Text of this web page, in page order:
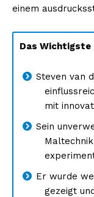
einem
Das Wichtigste
Steven van
mit
Sein
Er wurde
gezeigt